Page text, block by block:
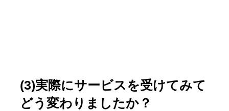
(3)実際にサービスを受けてみて
どう変わりましたか？